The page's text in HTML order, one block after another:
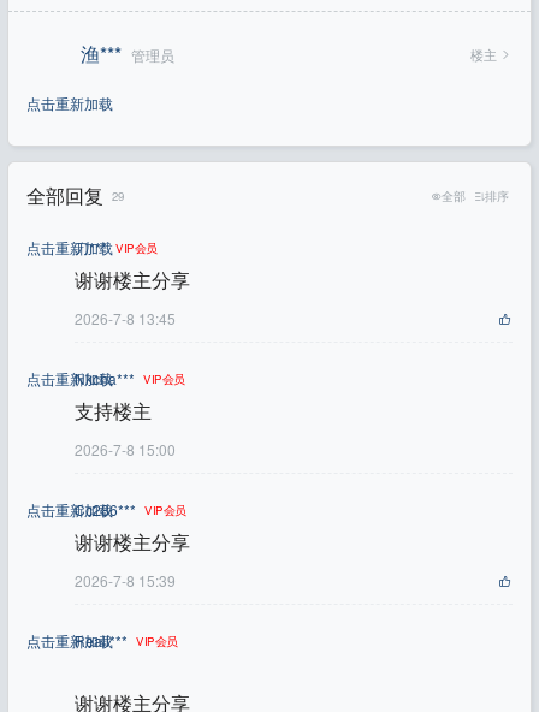
渔*** 管理员 楼主
点击重新加载
全部回复 29 排序
全部
点击重新加载
刀*** VIP会员
谢谢楼主分享
2026-7-8 13:45
点击重新加载
Nkcha*** VIP会员
支持楼主
2026-7-8 15:00
点击重新加载
Cc286*** VIP会员
谢谢楼主分享
2026-7-8 15:39
点击重新加载
Reall*** VIP会员
谢谢楼主分享